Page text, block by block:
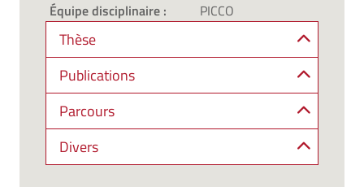
Équipe disciplinaire :
PICCO
Thèse
Publications
Parcours
Divers